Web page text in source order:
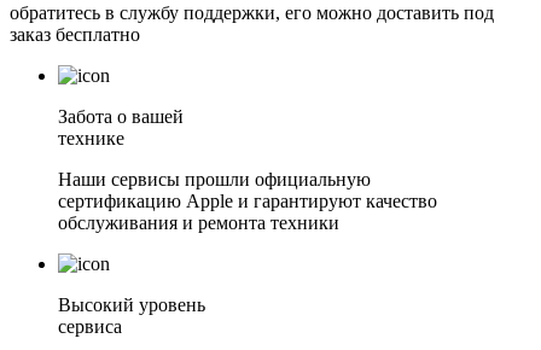
обратитесь в службу поддержки, его можно доставить под
заказ бесплатно
Забота о вашей
технике
Наши сервисы прошли официальную
сертификацию Apple и гарантируют качество
обслуживания и ремонта техники
Высокий уровень
сервиса